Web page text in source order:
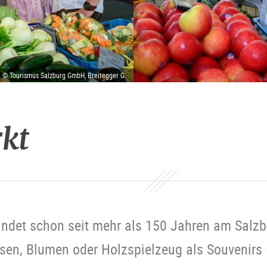
Tourismus Salzburg GmbH, Breitegger G.
schon seit mehr als 150 Jahren am
Blumen oder Holzspielzeug als